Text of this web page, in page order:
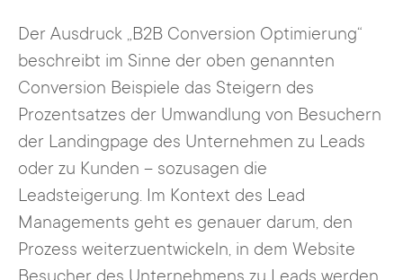
Der Ausdruck „B2B Conversion Optimierung“
beschreibt im Sinne der oben genannten
Conversion Beispiele das Steigern des
Prozentsatzes der Umwandlung von Besuchern
der Landingpage des Unternehmen zu Leads
oder zu Kunden – sozusagen die
Leadsteigerung. Im Kontext des Lead
Managements geht es genauer darum, den
Prozess weiterzuentwickeln, in dem Website